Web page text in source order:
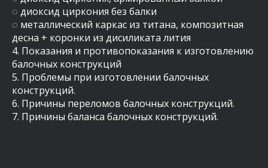
◌ диоксид циркония без балки
◌ металлический каркас из титана, композитная
десна + коронки из дисиликата лития
4. Показания и противопоказания к изготовлению
балочных конструкций
5. Проблемы при изготовлении балочных
конструкций.
6. Причины переломов балочных конструкций.
7. Причины баланса балочных конструкций.